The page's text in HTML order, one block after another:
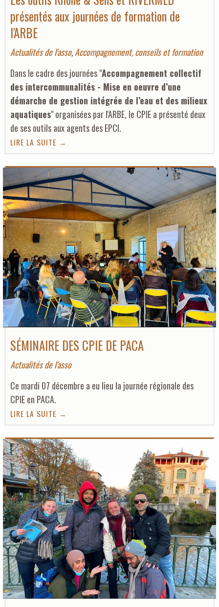
présentés aux journées de formation de
l'ARBE
Actualités de l'asso,Accompagnement, conseils et formation
Dans le cadre des journées "Accompagnement collectif
des intercommunalités - Mise en oeuvre d’une
démarche de gestion intégrée de l’eau et des milieux
aquatiques" organisées par l'ARBE, le CPIE a présenté deux
de ses outils aux agents des EPCI.
LIRE LA SUITE →
SÉMINAIRE DES CPIE DE PACA
Actualités de l'asso
Ce mardi 07 décembre a eu lieu la journée régionale des
CPIE en PACA.
LIRE LA SUITE →